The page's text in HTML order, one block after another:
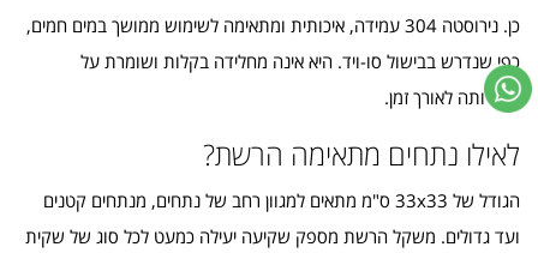
כן. נירוסטה 304 עמידה, איכותית ומתאימה לשימוש ממושך במים חמים,
כפי שנדרש בבישול סו-ויד. היא אינה מחלידה בקלות ושומרת על
עמידותה לאורך זמן.
לאילו נתחים מתאימה הרשת?
הגודל של 33x33 ס"מ מתאים למגוון רחב של נתחים, מנתחים קטנים
ועד גדולים. משקל הרשת מספק שקיעה יעילה כמעט לכל סוג של שקית